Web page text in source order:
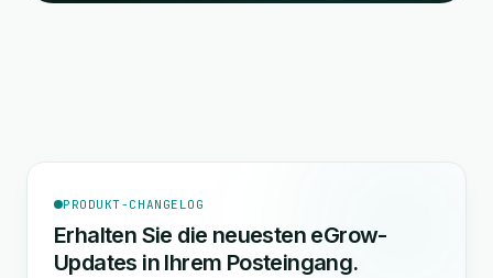
PRODUKT-CHANGELOG
Erhalten Sie die neuesten eGrow-
Updates in Ihrem Posteingang.